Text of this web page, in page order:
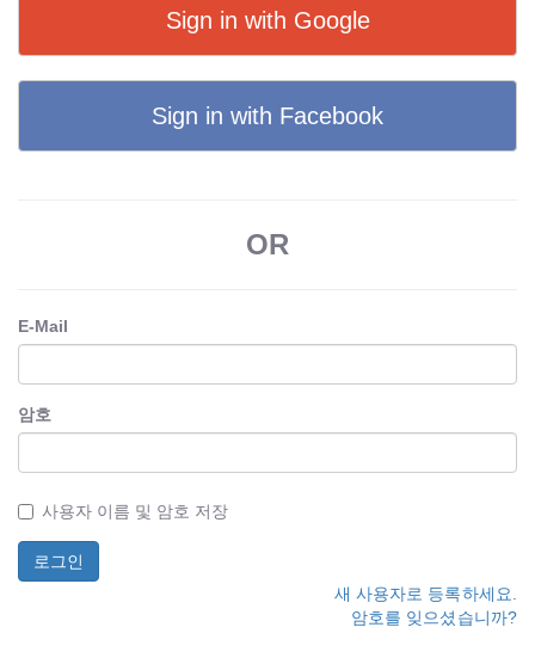
Sign in with Google
Sign in with Facebook
OR
E-Mail
암호
사용자 이름 및 암호 저장
새 사용자로 등록하세요.
암호를 잊으셨습니까?